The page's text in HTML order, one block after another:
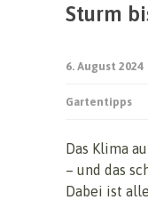
Sturm
6. August 2024
Gartentipps
Das Klima
– und das
Dabei ist